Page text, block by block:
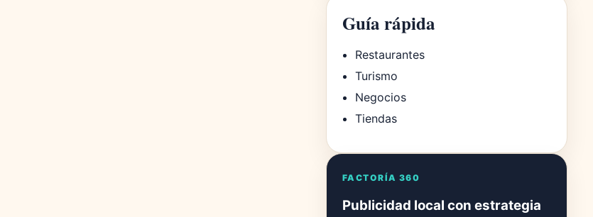
Guía rápida
Restaurantes
Turismo
Negocios
Tiendas
FACTORÍA 360
Publicidad local con estrategia